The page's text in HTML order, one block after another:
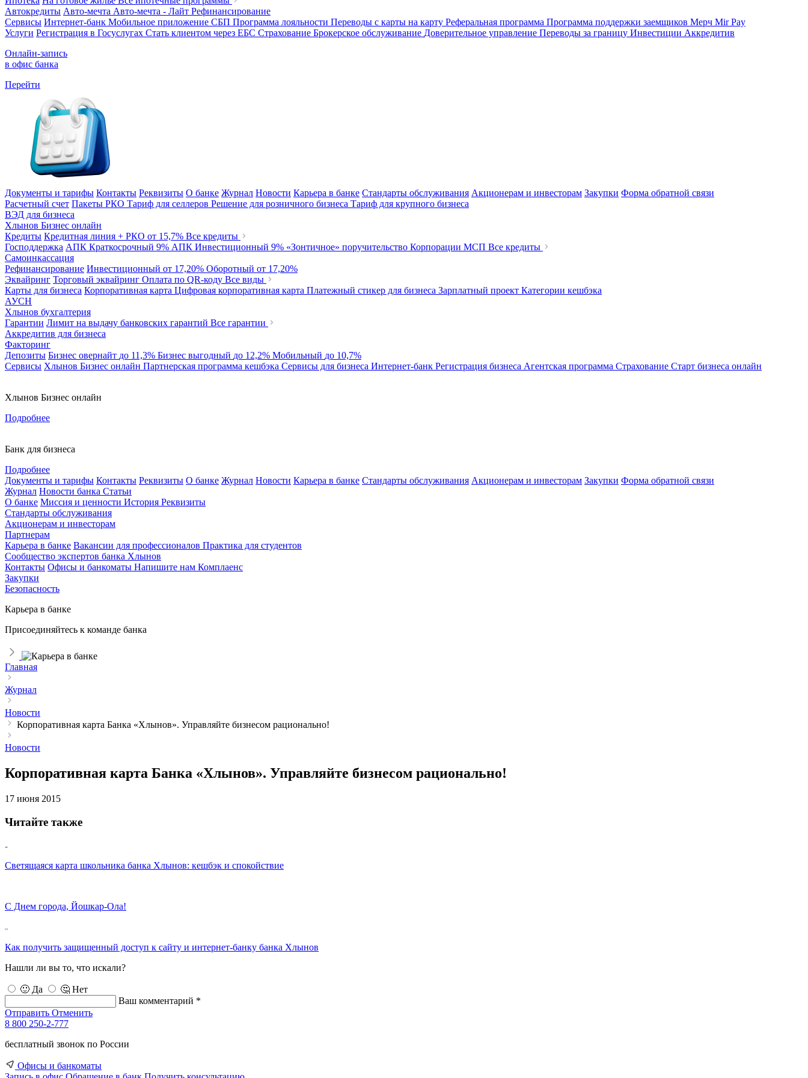
Автокредиты Авто-мечта Авто-мечта - Лайт Рефинансирование
Сервисы Интернет-банк Мобильное приложение СБП Программа лояльности Переводы с карты на карту Реферальная программа Программа поддержки заемщиков Мерч Mir Pay
Услуги Регистрация в Госуслугах Стать клиентом через ЕБС Страхование Брокерское обслуживание Доверительное управление Переводы за границу Инвестиции Аккредитив
Онлайн-запись
в офис банка
Перейти
Документы и тарифы Контакты Реквизиты О банке Журнал Новости Карьера в банке Стандарты обслуживания Акционерам и инвесторам Закупки Форма обратной связи
Расчетный счет Пакеты РКО Тариф для селлеров Решение для розничного бизнеса Тариф для крупного бизнеса
ВЭД для бизнеса
Хлынов Бизнес онлайн
Кредиты Кредитная линия + РКО от 15,7% Все кредиты
Господдержка АПК Краткосрочный 9% АПК Инвестиционный 9% «Зонтичное» поручительство Корпорации МСП Все кредиты
Самоинкассация
Рефинансирование Инвестиционный от 17,20% Оборотный от 17,20%
Эквайринг Торговый эквайринг Оплата по QR-коду Все виды
Карты для бизнеса Корпоративная карта Цифровая корпоративная карта Платежный стикер для бизнеса Зарплатный проект Категории кешбэка
АУСН
Хлынов бухгалтерия
Гарантии Лимит на выдачу банковских гарантий Все гарантии
Аккредитив для бизнеса
Факторинг
Депозиты Бизнес овернайт до 11,3% Бизнес выгодный до 12,2% Мобильный до 10,7%
Сервисы Хлынов Бизнес онлайн Партнерская программа кешбэка Сервисы для бизнеса Интернет-банк Регистрация бизнеса Агентская программа Страхование Старт бизнеса онлайн
Хлынов Бизнес онлайн
Подробнее
Банк для бизнеса
Подробнее
Документы и тарифы Контакты Реквизиты О банке Журнал Новости Карьера в банке Стандарты обслуживания Акционерам и инвесторам Закупки Форма обратной связи
Журнал Новости банка Статьи
О банке Миссия и ценности История Реквизиты
Стандарты обслуживания
Акционерам и инвесторам
Партнерам
Карьера в банке Вакансии для профессионалов Практика для студентов
Сообщество экспертов банка Хлынов
Контакты Офисы и банкоматы Напишите нам Комплаенс
Закупки
Безопасность
Карьера в банке
Присоединяйтесь к команде банка
Главная
Журнал
Новости
Корпоративная карта Банка «Хлынов». Управляйте бизнесом рационально!
Новости
Корпоративная карта Банка «Хлынов». Управляйте бизнесом рационально!
17 июня 2015
Читайте также
Светящаяся карта школьника банка Хлынов: кешбэк и спокойствие
С Днем города, Йошкар-Ола!
Как получить защищенный доступ к сайту и интернет-банку банка Хлынов
Нашли ли вы то, что искали?
🙂 Да
🤔 Нет
Ваш комментарий *
Отправить Отменить
8 800 250-2-777
бесплатный звонок по России
Офисы и банкоматы